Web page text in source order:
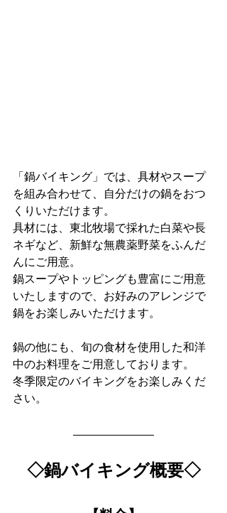
「鍋バイキング」では、具材やスープ
を組み合わせて、自分だけの鍋をおつ
くりいただけます。
具材には、東北牧場で採れた白菜や長
ネギなど、新鮮な無農薬野菜をふんだ
んにご用意。
鍋スープやトッピングも豊富にご用意
いたしますので、お好みのアレンジで
鍋をお楽しみいただけます。
鍋の他にも、旬の食材を使用した和洋
中のお料理をご用意しております。
冬季限定のバイキングをお楽しみくだ
さい。
◇鍋バイキング概要◇